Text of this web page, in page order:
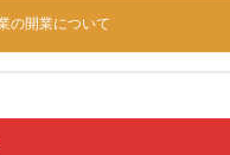
の開業について